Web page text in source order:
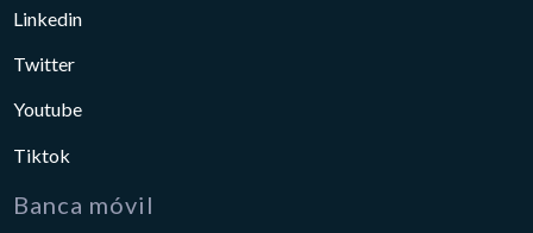
Linkedin
Twitter
Youtube
Tiktok
Banca móvil